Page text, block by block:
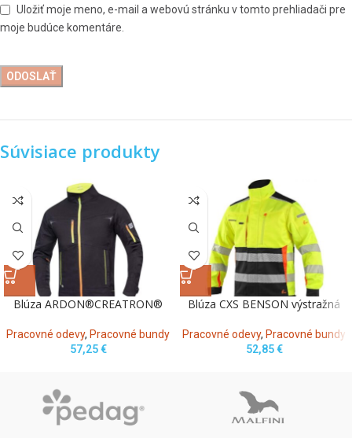
Uložiť moje meno, e-mail a webovú stránku v tomto prehliadači pre
moje budúce komentáre.
Súvisiace produkty
Blúza ARDON®CREATRON®
Pracovné odevy, Pracovné bundy
57,25€
Blúza CXS BENSON výstražná
Pracovné odevy, Pracovné bundy
52,85€